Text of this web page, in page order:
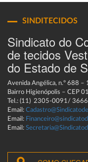
SINDITECIDOS
Sindicato do
de tecidos
do Estado de
Avenida Angélica, n.º 688
Bairro Higienópolis – CEP
Tel.: (11) 2305-0091/
Email:
Email:
Email: